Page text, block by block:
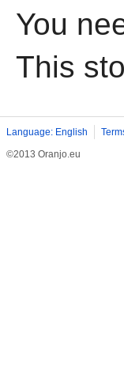
You
This
Language: English
©2013 Oranjo.eu